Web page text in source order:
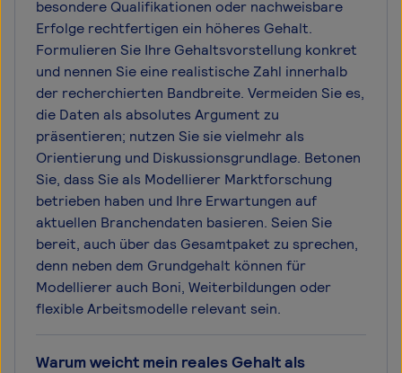
besondere Qualifikationen oder nachweisbare
Erfolge rechtfertigen ein höheres Gehalt.
Formulieren Sie Ihre Gehaltsvorstellung konkret
und nennen Sie eine realistische Zahl innerhalb
der recherchierten Bandbreite. Vermeiden Sie es,
die Daten als absolutes Argument zu
präsentieren; nutzen Sie sie vielmehr als
Orientierung und Diskussionsgrundlage. Betonen
Sie, dass Sie als Modellierer Marktforschung
betrieben haben und Ihre Erwartungen auf
aktuellen Branchendaten basieren. Seien Sie
bereit, auch über das Gesamtpaket zu sprechen,
denn neben dem Grundgehalt können für
Modellierer auch Boni, Weiterbildungen oder
flexible Arbeitsmodelle relevant sein.
Warum weicht mein reales Gehalt als